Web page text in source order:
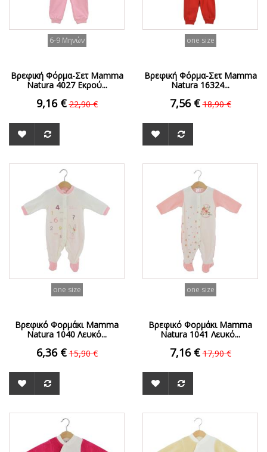
6-9 Μηνών
Βρεφική Φόρμα-Σετ Mamma
Natura 4027 Εκρού...
9,16 € 22,90 €
one size
Βρεφική Φόρμα-Σετ Mamma
Natura 16324...
7,56 € 18,90 €
one size
Βρεφικό Φορμάκι Mamma
Natura 1040 Λευκό...
6,36 € 15,90 €
one size
Βρεφικό Φορμάκι Mamma
Natura 1041 Λευκό...
7,16 € 17,90 €